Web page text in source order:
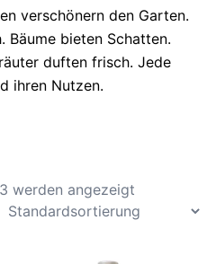
verschönern den Garten.
Bäume bieten Schatten.
duften frisch. Jede
ihren Nutzen.
werden angezeigt